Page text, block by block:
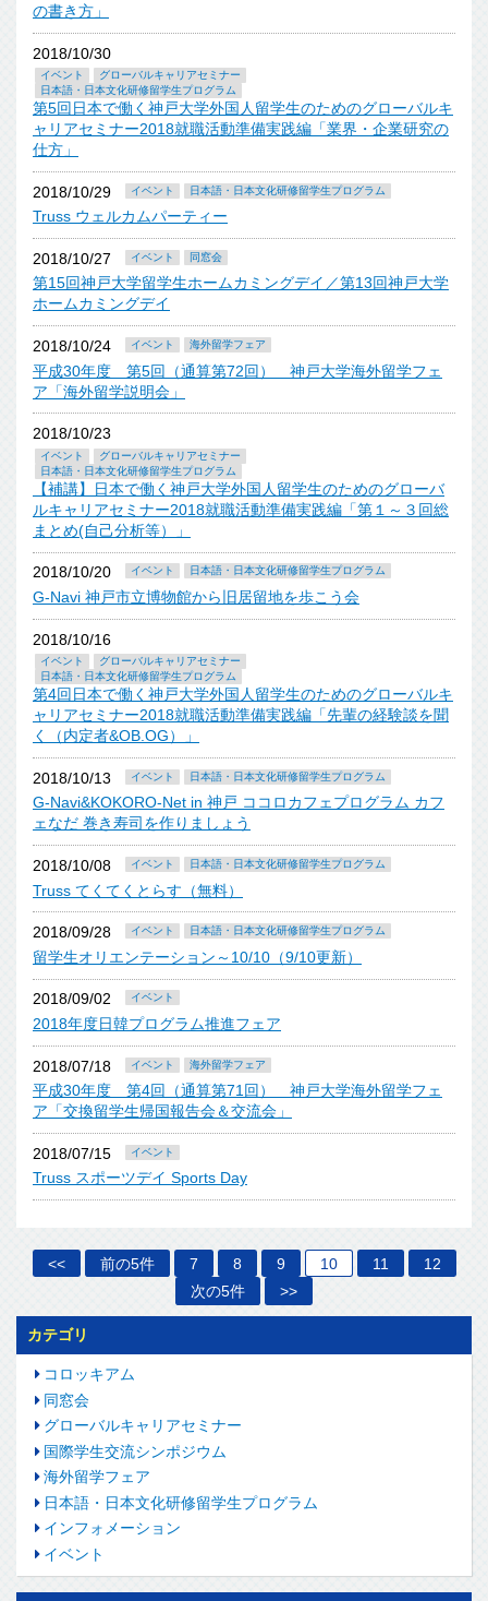
の書き方」
2018/10/30
イベント
グローバルキャリアセミナー
日本語・日本文化研修留学生プログラム
第5回日本で働く神戸大学外国人留学生のためのグローバルキ
ャリアセミナー2018就職活動準備実践編「業界・企業研究の
仕方」
2018/10/29 イベント 日本語・日本文化研修留学生プログラム
Truss ウェルカムパーティー
2018/10/27 イベント 同窓会
第15回神戸大学留学生ホームカミングデイ／第13回神戸大学
ホームカミングデイ
2018/10/24 イベント 海外留学フェア
平成30年度 第5回（通算第72回） 神戸大学海外留学フェ
ア「海外留学説明会」
2018/10/23
イベント
グローバルキャリアセミナー
日本語・日本文化研修留学生プログラム
【補講】日本で働く神戸大学外国人留学生のためのグローバ
ルキャリアセミナー2018就職活動準備実践編「第１～３回総
まとめ(自己分析等）」
2018/10/20 イベント 日本語・日本文化研修留学生プログラム
G-Navi 神戸市立博物館から旧居留地を歩こう会
2018/10/16
イベント
グローバルキャリアセミナー
日本語・日本文化研修留学生プログラム
第4回日本で働く神戸大学外国人留学生のためのグローバルキ
ャリアセミナー2018就職活動準備実践編「先輩の経験談を聞
く（内定者&OB.OG）」
2018/10/13 イベント 日本語・日本文化研修留学生プログラム
G-Navi&KOKORO-Net in 神戸 ココロカフェプログラム カフ
ェなだ 巻き寿司を作りましょう
2018/10/08 イベント 日本語・日本文化研修留学生プログラム
Truss てくてくとらす（無料）
2018/09/28 イベント 日本語・日本文化研修留学生プログラム
留学生オリエンテーション～10/10（9/10更新）
2018/09/02 イベント
2018年度日韓プログラム推進フェア
2018/07/18 イベント 海外留学フェア
平成30年度 第4回（通算第71回） 神戸大学海外留学フェ
ア「交換留学生帰国報告会＆交流会」
2018/07/15 イベント
Truss スポーツデイ Sports Day
<< 前の5件 7 8 9 10 11
12
次の5件
>>
カテゴリ
コロッキアム
同窓会
グローバルキャリアセミナー
国際学生交流シンポジウム
海外留学フェア
日本語・日本文化研修留学生プログラム
インフォメーション
イベント